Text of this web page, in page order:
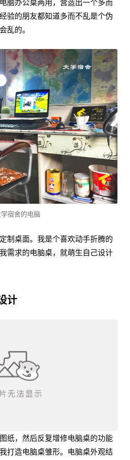
脑办公桌两用，营造出一个多而
验的朋友都知道多而不乱是个伪
乱的。
宿舍的电脑
制桌面。我是个喜欢动手折腾的
需求的电脑桌，就萌生自己设计
计
纸，然后反复增修电脑桌的功能
打造电脑桌雏形。电脑桌外观结